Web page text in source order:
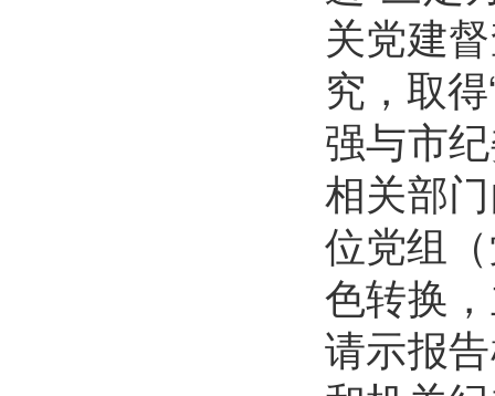
关党建
究，取
强与市
相关部
位党组
色转换
请示报